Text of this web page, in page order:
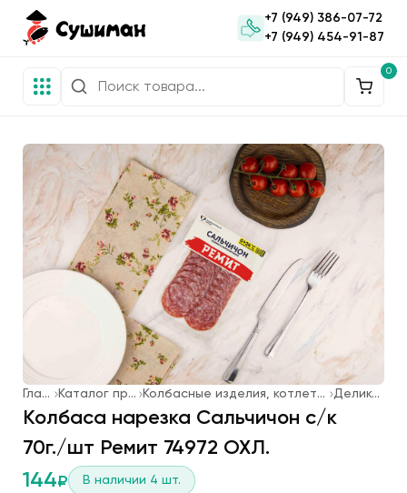
+7 (949) 386-07-72
+7 (949) 454-91-87
0
Главная Каталог продукции Колбасные изделия, котлеты для фаст-фуда Деликатесы
Колбаса нарезка Сальчичон с/к
70г./шт Ремит 74972 ОХЛ.
144₽ В наличии 4 шт.